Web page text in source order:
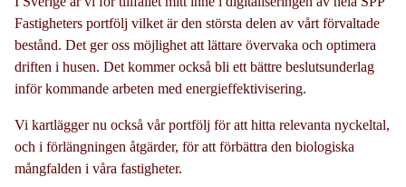
Fastigheters portfölj vilket är den största delen av vårt förvaltade
bestånd. Det ger oss möjlighet att lättare övervaka och optimera
driften i husen. Det kommer också bli ett bättre beslutsunderlag
inför kommande arbeten med energieffektivisering.
Vi kartlägger nu också vår portfölj för att hitta relevanta nyckeltal,
och i förlängningen åtgärder, för att förbättra den biologiska
mångfalden i våra fastigheter.